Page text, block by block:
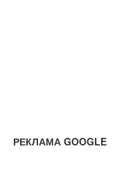
РЕКЛАМА GOOGLE